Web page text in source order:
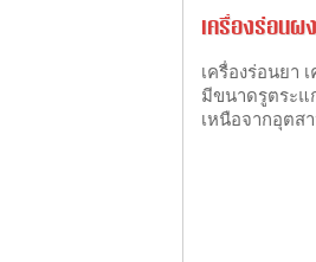
เครื่องร่อนผ
เครื่องร่อนยา
มีขนาดรูตระแ
เหนือจากอุตส